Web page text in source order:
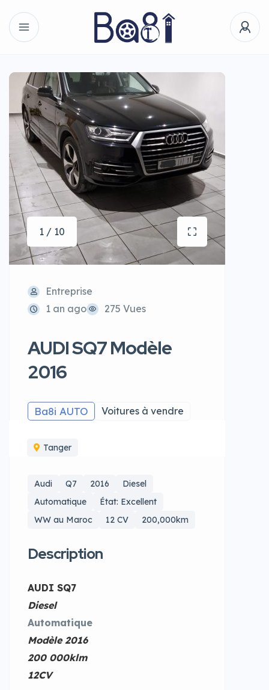
1 / 10
Entreprise
1 an ago
275 Vues
AUDI SQ7 Modèle
2016
Ba8i AUTO Voitures à vendre
Tanger
Audi Q7 2016
Diesel
Automatique
État: Excellent
WW au Maroc
12 CV 200,000km
Description
AUDI SQ7
Diesel
Automatique
Modèle 2016
200 000klm
12CV